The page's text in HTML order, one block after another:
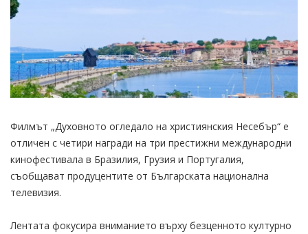
Филмът „Духовното огледало на християнския Несебър“ е
отличен с четири награди на три престижни международни
кинофестивала в Бразилия, Грузия и Португалия,
съобщават продуцентите от Българската национална
телевизия.
Лентата фокусира вниманието върху безценното културно